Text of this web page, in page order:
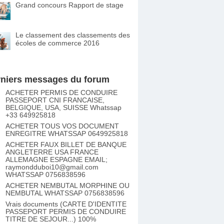
Grand concours Rapport de stage
Le classement des classements des
écoles de commerce 2016
messages du forum
ACHETER PERMIS DE CONDUIRE
PASSEPORT CNI FRANCAISE,
BELGIQUE, USA, SUISSE Whatssap
+33 649925818
ACHETER TOUS VOS DOCUMENT
ENREGITRE WHATSSAP 0649925818
ACHETER FAUX BILLET DE BANQUE
ANGLETERRE USA FRANCE
ALLEMAGNE ESPAGNE EMAIL;
raymondduboi10@gmail.com
WHATSSAP 0756838596
ACHETER NEMBUTAL MORPHINE OU
NEMBUTAL WHATSSAP 0756838596
Vrais documents (CARTE D'IDENTITE
PASSEPORT PERMIS DE CONDUIRE
TITRE DE SEJOUR...) 100%